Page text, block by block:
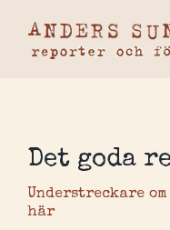
innehållet
Det goda
Understreckare
här